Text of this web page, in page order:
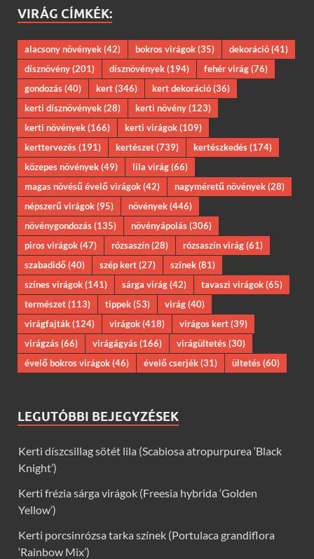
VIRÁG CÍMKÉK:
alacsony növények(42) bokros virágok(35) dekoráció(41)
dísznövény(201) dísznövények(194) fehér virág(76)
gondozás(40) kert(346) kert dekoráció(36)
kerti dísznövények(28) kerti növény(123)
kerti növények(166) kerti virágok(109)
kerttervezés(191) kertészet(739) kertészkedés(174)
közepes növények(49) lila virág(66)
magas növésű évelő virágok(42) nagyméretű növények(28)
népszerű virágok(95) növények(446)
növénygondozás(135) növényápolás(306)
piros virágok(47) rózsaszín(28) rózsaszín virág(61)
szabadidő(40) szép kert(27) színek(81)
színes virágok(141) sárga virág(42) tavaszi virágok(65)
természet(113) tippek(53) virág(40)
virágfajták(124) virágok(418) virágos kert(39)
virágzás(66) virágágyás(166) virágültetés(30)
évelő bokros virágok(46) évelő cserjék(31) ültetés(60)
LEGUTÓBBI BEJEGYZÉSEK
Kerti díszcsillag sötét lila (Scabiosa atropurpurea ‘Black
Knight’)
Kerti frézia sárga virágok (Freesia hybrida ‘Golden
Yellow’)
Kerti porcsinrózsa tarka színek (Portulaca grandiflora
‘Rainbow Mix’)